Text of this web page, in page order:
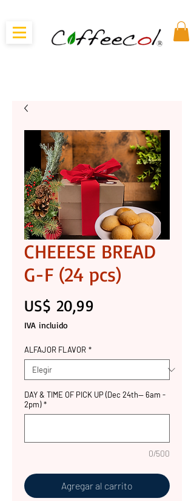
CHEEESE BREAD
G-F (24 pcs)
US$ 20,99
IVA incluido
ALFAJOR FLAVOR *
DAY & TIME OF PICK UP (Dec 24th-- 6am -
2pm) *
0/500
Agregar al carrito